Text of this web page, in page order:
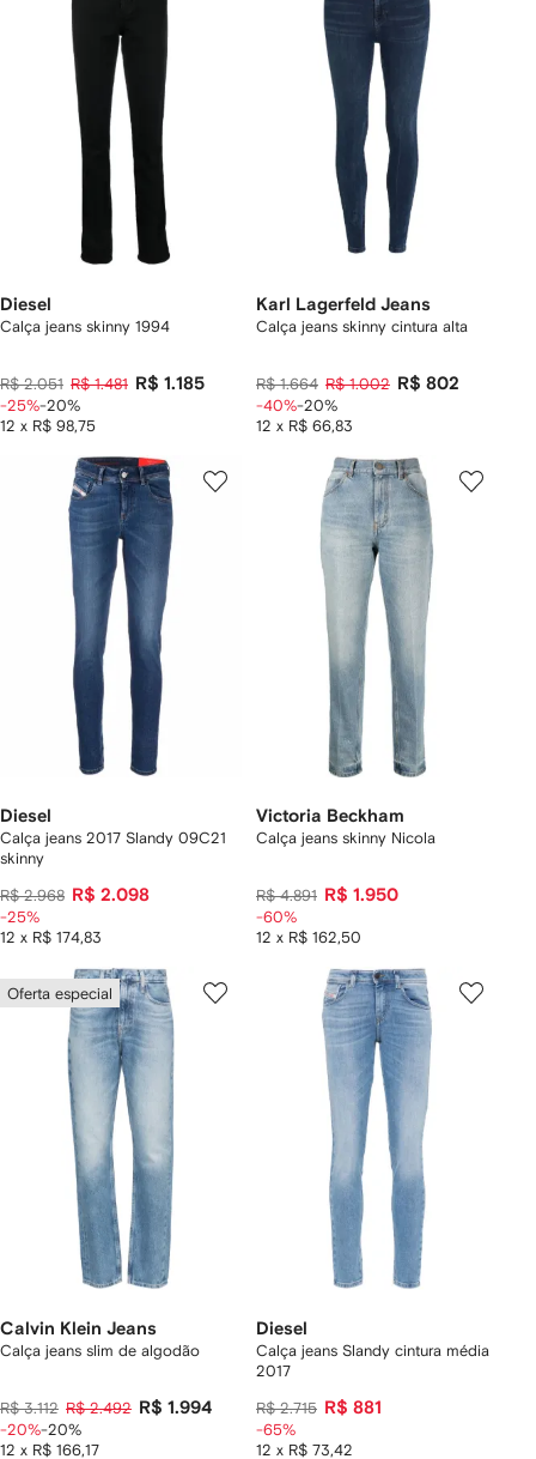
Diesel
Calça jeans skinny 1994
R$ 2.051 R$ 1.481 R$ 1.185
12 x R$ 98,75
-25%-20%
Karl Lagerfeld Jeans
Calça jeans skinny cintura alta
R$ 1.664 R$ 1.002 R$ 802
12 x R$ 66,83
-40%-20%
Diesel
Calça jeans 2017 Slandy 09C21
skinny
R$ 2.968 R$ 2.098
12 x R$ 174,83
-25%
Victoria Beckham
Calça jeans skinny Nicola
R$ 4.891 R$ 1.950
12 x R$ 162,50
-60%
Oferta especial
Calvin Klein Jeans
Calça jeans slim de algodão
R$ 3.112 R$ 2.492 R$ 1.994
12 x R$ 166,17
-20%-20%
Diesel
Calça jeans Slandy cintura média
2017
R$ 2.715 R$ 881
12 x R$ 73,42
-65%